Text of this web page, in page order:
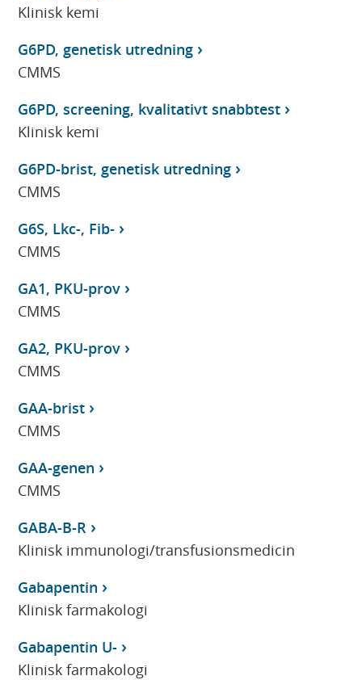
Klinisk kemi
G6PD, genetisk utredning
CMMS
G6PD, screening, kvalitativt snabbtest
Klinisk kemi
G6PD-brist, genetisk utredning
CMMS
G6S, Lkc-, Fib-
CMMS
GA1, PKU-prov
CMMS
GA2, PKU-prov
CMMS
GAA-brist
CMMS
GAA-genen
CMMS
GABA-B-R
Klinisk immunologi/transfusionsmedicin
Gabapentin
Klinisk farmakologi
Gabapentin U-
Klinisk farmakologi